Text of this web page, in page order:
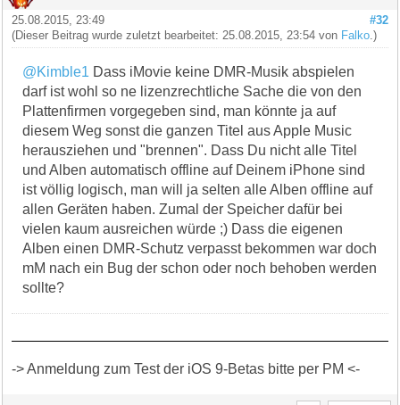
#32
25.08.2015, 23:49
(Dieser Beitrag wurde zuletzt bearbeitet: 25.08.2015, 23:54 von Falko.)
@Kimble1 Dass iMovie keine DMR-Musik abspielen
darf ist wohl so ne lizenzrechtliche Sache die von den
Plattenfirmen vorgegeben sind, man könnte ja auf
diesem Weg sonst die ganzen Titel aus Apple Music
herausziehen und "brennen". Dass Du nicht alle Titel
und Alben automatisch offline auf Deinem iPhone sind
ist völlig logisch, man will ja selten alle Alben offline auf
allen Geräten haben. Zumal der Speicher dafür bei
vielen kaum ausreichen würde ;) Dass die eigenen
Alben einen DMR-Schutz verpasst bekommen war doch
mM nach ein Bug der schon oder noch behoben werden
sollte?
-> Anmeldung zum Test der iOS 9-Betas bitte per PM <-